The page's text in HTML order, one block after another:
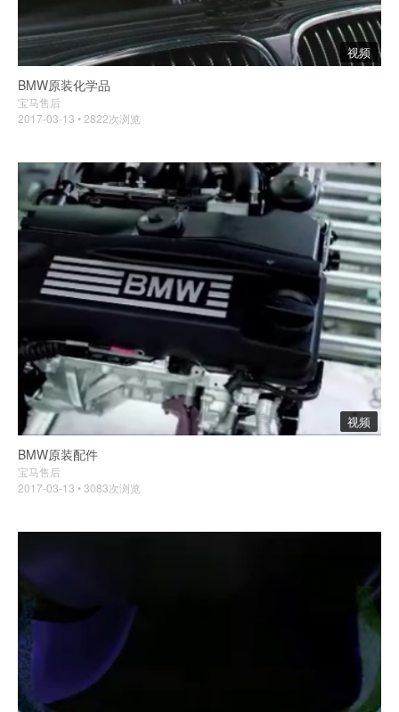
视频
BMW原装化学品
宝马售后
2017-03-13 • 2822次浏览
视频
BMW原装配件
宝马售后
2017-03-13 • 3083次浏览